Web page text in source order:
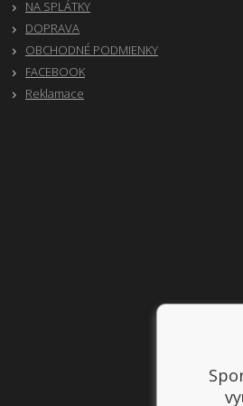
NA SPLÁTKY
DOPRAVA
OBCHODNÉ PODMIENKY
FACEBOOK
Reklamace